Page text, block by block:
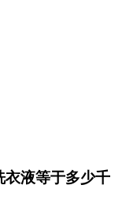
衣液等于多少千